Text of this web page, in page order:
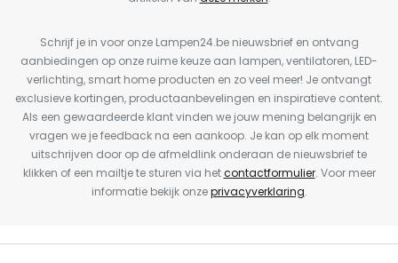
Schrijf je in voor onze Lampen24.be nieuwsbrief en ontvang
aanbiedingen op onze ruime keuze aan lampen, ventilatoren, LED-
verlichting, smart home producten en zo veel meer! Je ontvangt
exclusieve kortingen, productaanbevelingen en inspiratieve content.
Als een gewaardeerde klant vinden we jouw mening belangrijk en
vragen we je feedback na een aankoop. Je kan op elk moment
uitschrijven door op de afmeldlink onderaan de nieuwsbrief te
klikken of een mailtje te sturen via hetcontactformulier. Voor meer
informatie bekijk onzeprivacyverklaring.